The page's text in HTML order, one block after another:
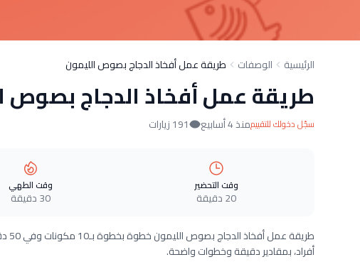
الرئيسية الوصفات طريقة عمل أفخاذ الدجاج بصوص الليمون
طريقة عمل أفخاذ الدجاج بصوص
سجّل دخولك للتقييممنذ 4 أسابيع 191 زيارات
وقت التحضير
20 دقيقة
وقت الطهي
30 دقيقة
أفراد، بمقادير دقيقة وخطوات واضحة.